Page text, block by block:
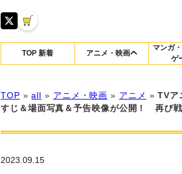
TOP 新着 アニメ・映画
マンガ
ゲ
TOP »all » アニメ・映画 » アニメ »TVア
すじ＆場面写真＆予告映像が公開！ 再び
2023.09.15